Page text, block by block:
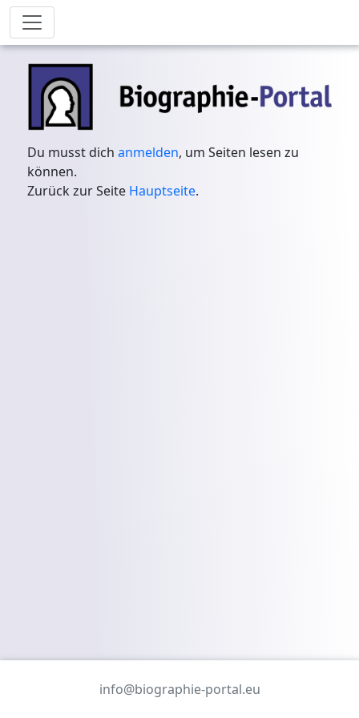
Du musst dichanmelden, um Seiten lesen zu
können.
Zurück zur Seite Hauptseite.
info@biographie-portal.eu